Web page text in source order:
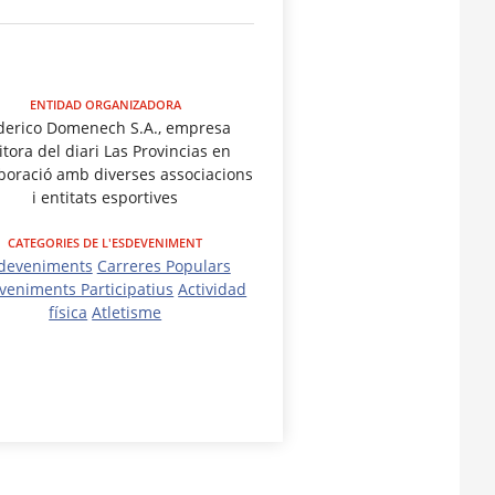
ENTIDAD ORGANIZADORA
Domenech S.A., empresa
del diari Las Provincias en
amb diverses associacions
i entitats esportives
CATEGORIES DE L'ESDEVENIMENT
Carreres Populars
Participatius Actividad
física Atletisme